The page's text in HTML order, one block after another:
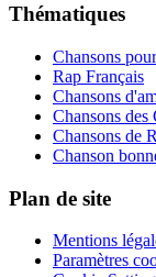
Thématiques
Chansons
Rap Français
Chansons
Chansons des
Chansons de
Chanson
Plan de site
Mentions
Paramètres